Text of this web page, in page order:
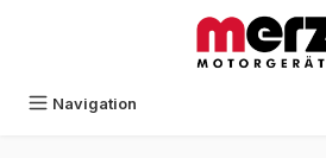
Navigation